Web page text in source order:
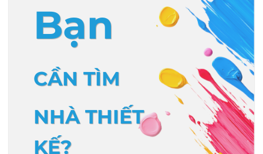
Bạn
CẦN TÌM
NHÀ THIẾT
KẾ?